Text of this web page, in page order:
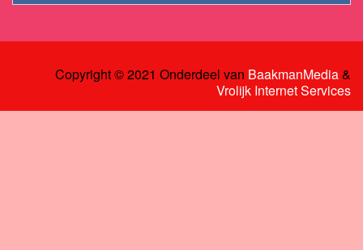
Copyright © 2021 Onderdeel van BaakmanMedia&
Vrolijk Internet Services